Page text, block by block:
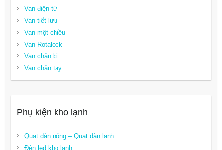
Van điện từ
Van tiết lưu
Van một chiều
Van Rotalock
Van chặn bi
Van chặn tay
Phụ kiện kho lạnh
Quạt dàn nóng – Quạt dàn lạnh
Đèn led kho lạnh